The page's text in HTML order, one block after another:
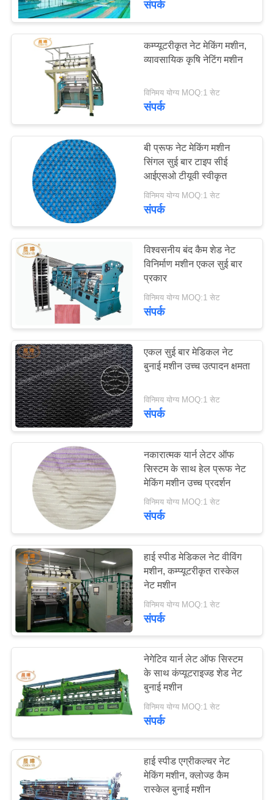
संपर्क
कम्प्यूटरीकृत नेट मेकिंग मशीन,
व्यावसायिक कृषि नेटिंग मशीन
विनिमय योग्य MOQ:1 सेट
संपर्क
बी प्रूफ नेट मेकिंग मशीन
सिंगल सुई बार टाइप सीई
आईएसओ टीयूवी स्वीकृत
विनिमय योग्य MOQ:1 सेट
संपर्क
विश्वसनीय बंद कैम शेड नेट
विनिर्माण मशीन एकल सुई बार
प्रकार
विनिमय योग्य MOQ:1 सेट
संपर्क
एकल सुई बार मेडिकल नेट
बुनाई मशीन उच्च उत्पादन क्षमता
विनिमय योग्य MOQ:1 सेट
संपर्क
नकारात्मक यार्न लेटर ऑफ
सिस्टम के साथ हेल प्रूफ नेट
मेकिंग मशीन उच्च प्रदर्शन
विनिमय योग्य MOQ:1 सेट
संपर्क
हाई स्पीड मेडिकल नेट वीविंग
मशीन, कम्प्यूटरीकृत रास्केल
नेट मशीन
विनिमय योग्य MOQ:1 सेट
संपर्क
नेगेटिव यार्न लेट ऑफ सिस्टम
के साथ कंप्यूटराइज्ड शेड नेट
बुनाई मशीन
विनिमय योग्य MOQ:1 सेट
संपर्क
हाई स्पीड एग्रीकल्चर नेट
मेकिंग मशीन, क्लोज्ड कैम
रास्केल बुनाई मशीन